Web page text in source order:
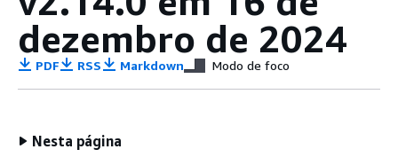
dezembro de 2024
PDF RSS Markdown Modo de foco
Nesta página